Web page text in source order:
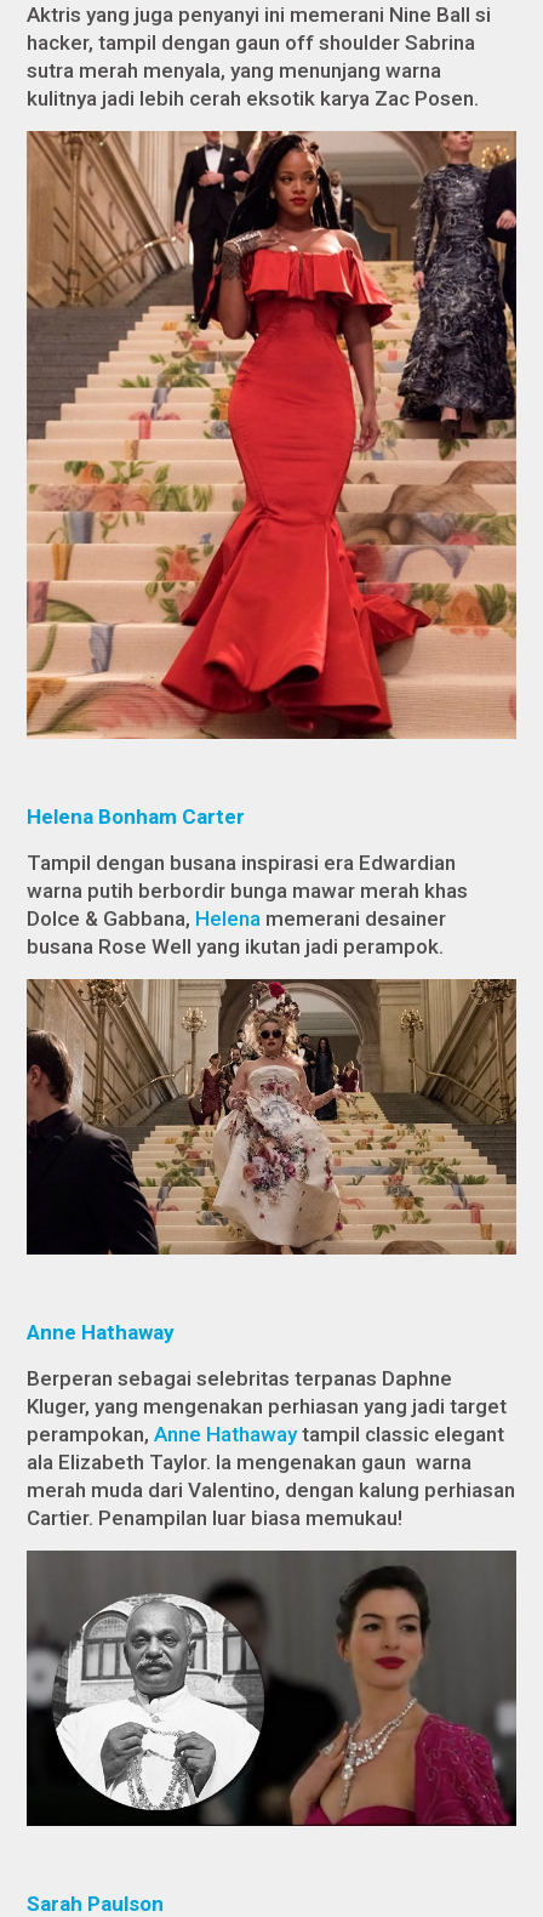
Aktris yang juga penyanyi ini memerani Nine Ball si
hacker, tampil dengan gaun off shoulder Sabrina
sutra merah menyala, yang menunjang warna
kulitnya jadi lebih cerah eksotik karya Zac Posen.
Helena Bonham Carter
Tampil dengan busana inspirasi era Edwardian
warna putih berbordir bunga mawar merah khas
Dolce & Gabbana, Helena memerani desainer
busana Rose Well yang ikutan jadi perampok.
Anne Hathaway
Berperan sebagai selebritas terpanas Daphne
Kluger, yang mengenakan perhiasan yang jadi target
perampokan,Anne Hathawaytampil classic elegant
ala Elizabeth Taylor. Ia mengenakan gaun warna
merah muda dari Valentino, dengan kalung perhiasan
Cartier. Penampilan luar biasa memukau!
Sarah Paulson